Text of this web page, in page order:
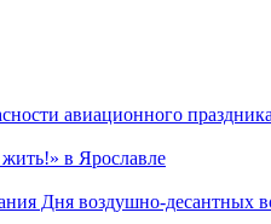
авиационного
в Ярославле
Дня воздушно-десантных